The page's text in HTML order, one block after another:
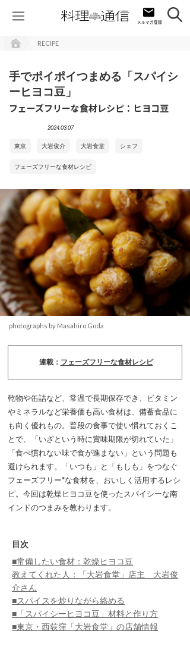
RECIPE
手でポイポイつまめる「スパイシ
ーヒヨコ豆」
フェーズフリーな食材レシピ：ヒヨコ豆
2024.03.07
東京 大岩俊介 大岩食堂 シェフ
フェーズフリーな食材レシピ
photographs by Masahiro Goda
連載： フェーズフリーな食材レシピ
乾物や缶詰など、常温で長期保存でき、ビタミン
やミネラルなど栄養価も高い食材は、備蓄食品に
も向く優れもの。普段の食事で使い慣れておくこ
とで、「いざという時に賞味期限が切れていた」
「食べ慣れない味で食が進まない」という問題も
避けられます。「いつも」と「もしも」をつなぐ
フェーズフリー*な食材を、おいしく活用するレシ
ピ。今回は乾燥ヒヨコ豆を使ったスパイシーな南
インドのつまみを教わります。
目次
■常備したい食材：乾燥ヒヨコ豆
教えてくれた人：「大岩食堂」店主 大岩俊
介さん
■スパイスを炒りながら絡める
■「スパイシーヒヨコ豆」材料と作り方
■東京・西荻窪「大岩食堂」の店舗情報